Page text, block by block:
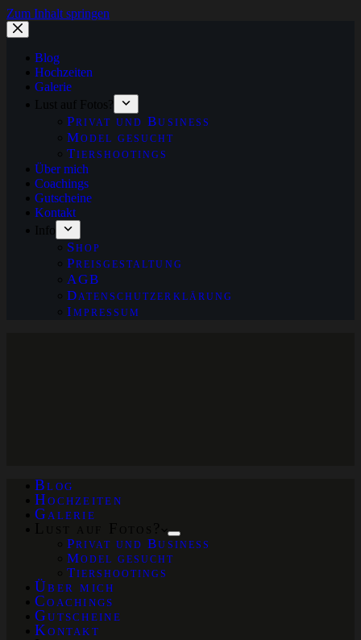
Zum Inhalt springen
Blog
Hochzeiten
Galerie
Lust auf Fotos?
Privat und Business
Model gesucht
Tiershootings
Über mich
Coachings
Gutscheine
Kontakt
Info
Shop
Preisgestaltung
AGB
Datenschutzerklärung
Impressum
Blog
Hochzeiten
Galerie
Privat und Business
Model gesucht
Tiershootings
Über mich
Coachings
Gutscheine
Kontakt